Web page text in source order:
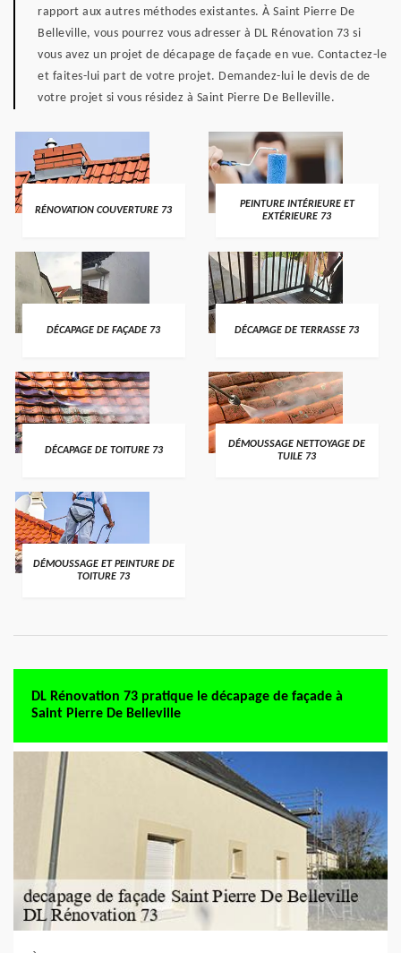
rapport aux autres méthodes existantes. À Saint Pierre De
Belleville, vous pourrez vous adresser à DL Rénovation 73 si
vous avez un projet de décapage de façade en vue. Contactez-le
et faites-lui part de votre projet. Demandez-lui le devis de de
votre projet si vous résidez à Saint Pierre De Belleville.
RÉNOVATION COUVERTURE 73
PEINTURE INTÉRIEURE ET
EXTÉRIEURE 73
DÉCAPAGE DE FAÇADE 73 DÉCAPAGE DE TERRASSE 73
DÉCAPAGE DE TOITURE 73
DÉMOUSSAGE NETTOYAGE DE
TUILE 73
DÉMOUSSAGE ET PEINTURE DE
TOITURE 73
DL Rénovation 73 pratique le décapage de façade à
Saint Pierre De Belleville